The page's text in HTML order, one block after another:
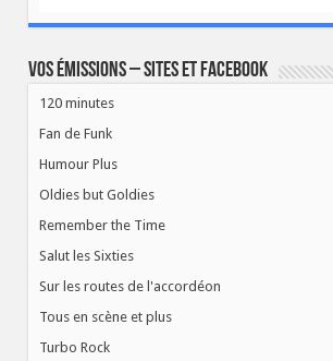
Vos émissions – Sites et Facebook
120 minutes
Fan de Funk
Humour Plus
Oldies but Goldies
Remember the Time
Salut les Sixties
Sur les routes de l'accordéon
Tous en scène et plus
Turbo Rock